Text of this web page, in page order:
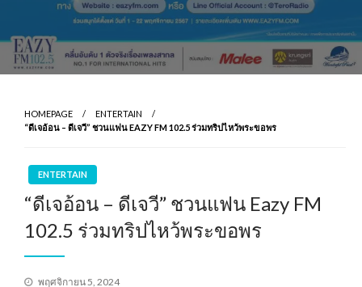
HOMEPAGE
ENTERTAIN
“ดีเจอ้อน – ดีเจวี” ชวนแฟน EAZY FM 102.5 ร่วมทริปไหว้พระขอพร
ENTERTAIN
“ดีเจอ้อน – ดีเจวี” ชวนแฟน Eazy FM
102.5 ร่วมทริปไหว้พระขอพร
Posted
พฤศจิกายน 5, 2024